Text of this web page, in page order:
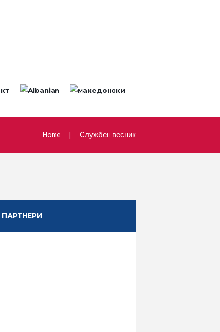
Home Службен весник
ПАРТНЕРИ